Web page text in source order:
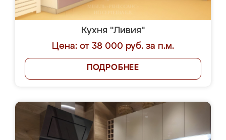
Кухня "Ливия"
Цена: от 38 000 руб. за п.м.
ПОДРОБНЕЕ